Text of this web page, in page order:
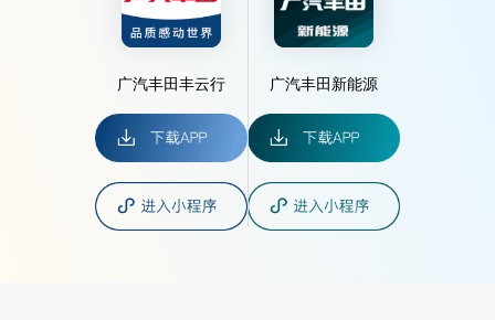
广汽丰田丰云行 广汽丰田新能源